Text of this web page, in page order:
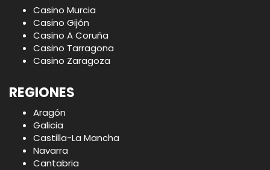
Casino Murcia
Casino Gijón
Casino A Coruña
Casino Tarragona
Casino Zaragoza
REGIONES
Aragón
Galicia
Castilla-La Mancha
Navarra
Cantabria